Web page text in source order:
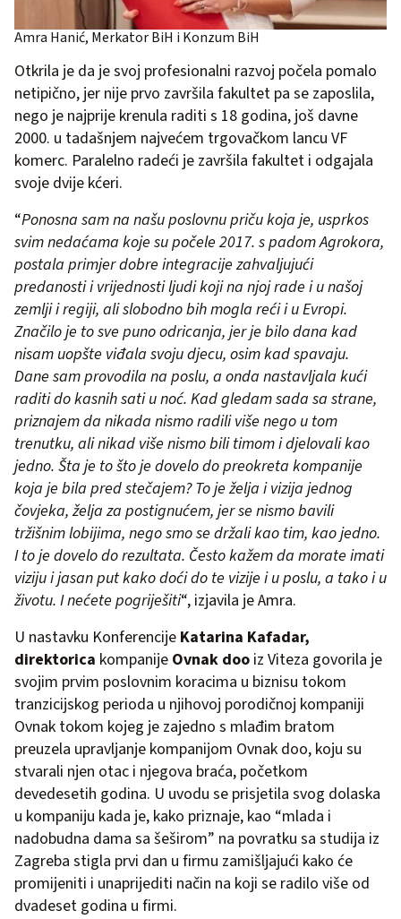
Amra Hanić, Merkator BiH i Konzum BiH
Otkrila je da je svoj profesionalni razvoj počela pomalo
netipično, jer nije prvo završila fakultet pa se zaposlila,
nego je najprije krenula raditi s 18 godina, još davne
2000. u tadašnjem najvećem trgovačkom lancu VF
komerc. Paralelno radeći je završila fakultet i odgajala
svoje dvije kćeri.
“Ponosna sam na našu poslovnu priču koja je, usprkos
svim nedaćama koje su počele 2017. s padom Agrokora,
postala primjer dobre integracije zahvaljujući
predanosti i vrijednosti ljudi koji na njoj rade i u našoj
zemlji i regiji, ali slobodno bih mogla reći i u Evropi.
Značilo je to sve puno odricanja, jer je bilo dana kad
nisam uopšte viđala svoju djecu, osim kad spavaju.
Dane sam provodila na poslu, a onda nastavljala kući
raditi do kasnih sati u noć. Kad gledam sada sa strane,
priznajem da nikada nismo radili više nego u tom
trenutku, ali nikad više nismo bili timom i djelovali kao
jedno. Šta je to što je dovelo do preokreta kompanije
koja je bila pred stečajem? To je želja i vizija jednog
čovjeka, želja za postignućem, jer se nismo bavili
tržišnim lobijima, nego smo se držali kao tim, kao jedno.
I to je dovelo do rezultata. Često kažem da morate imati
viziju i jasan put kako doći do te vizije i u poslu, a tako i u
životu. I nećete pogriješiti“, izjavila je Amra.
U nastavku Konferencije Katarina Kafadar,
direktorica kompanije Ovnak doo iz Viteza govorila je
svojim prvim poslovnim koracima u biznisu tokom
tranzicijskog perioda u njihovoj porodičnoj kompaniji
Ovnak tokom kojeg je zajedno s mlađim bratom
preuzela upravljanje kompanijom Ovnak doo, koju su
stvarali njen otac i njegova braća, početkom
devedesetih godina. U uvodu se prisjetila svog dolaska
u kompaniju kada je, kako priznaje, kao “mlada i
nadobudna dama sa šeširom” na povratku sa studija iz
Zagreba stigla prvi dan u firmu zamišljajući kako će
promijeniti i unaprijediti način na koji se radilo više od
dvadeset godina u firmi.